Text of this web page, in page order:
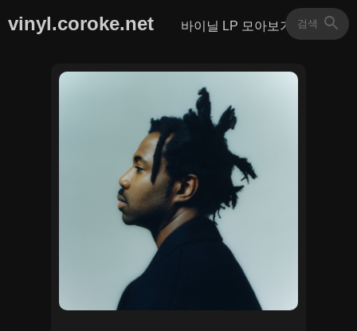
vinyl.coroke.net 바이닐 LP 모아보기